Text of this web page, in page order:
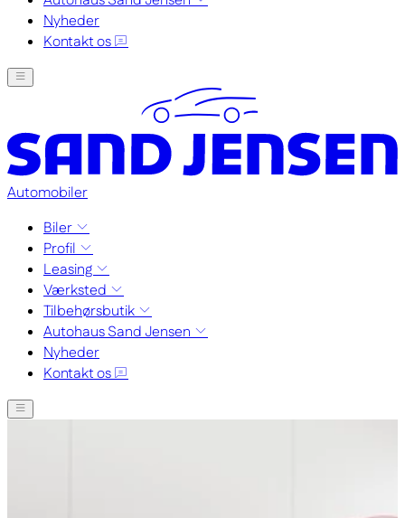
Nyheder
Kontakt os
Automobiler
Biler
Profil
Leasing
Værksted
Tilbehørsbutik
Autohaus Sand Jensen
Nyheder
Kontakt os